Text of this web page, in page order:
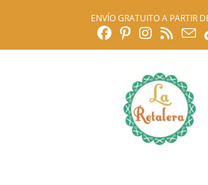
ENVÍO GRATUITO A PARTIR